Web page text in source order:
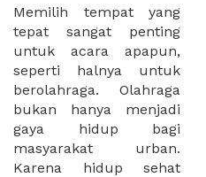
Memilih tempat yang
tepat sangat penting
untuk acara apapun,
seperti halnya untuk
berolahraga. Olahraga
bukan hanya menjadi
gaya hidup bagi
masyarakat urban.
Karena hidup sehat
kalian lakukan?
Aerobik, gym, futsal,
tenis, atau badminton?
Untungnya, kami
memiliki variasi pilian
yang dapat anda
gunakan mulai dari
indoor ataupun outdoor,
menyesuaikan dengan